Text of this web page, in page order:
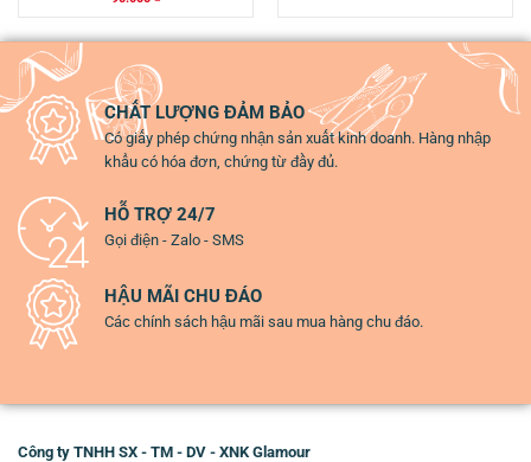
CHẤT LƯỢNG ĐẢM BẢO
Có giấy phép chứng nhận sản xuất kinh doanh. Hàng nhập
khẩu có hóa đơn, chứng từ đầy đủ.
HỖ TRỢ 24/7
Gọi điện - Zalo - SMS
HẬU MÃI CHU ĐÁO
Các chính sách hậu mãi sau mua hàng chu đáo.
Công ty TNHH SX - TM - DV - XNK Glamour